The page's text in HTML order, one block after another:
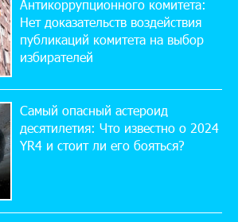
годовых и оформление в мобильном
30-07-2026
Rate.Trading на Seaside Startup
29-07-2026
открытие Khachaturian Rooftop
поддержке IDBank
Антикоррупционного комитета:
Нет доказательств воздействия
публикаций комитета на выбор
избирателей
Самый опасный астероид
десятилетия: Что известно о 2024
YR4 и стоит ли его бояться?